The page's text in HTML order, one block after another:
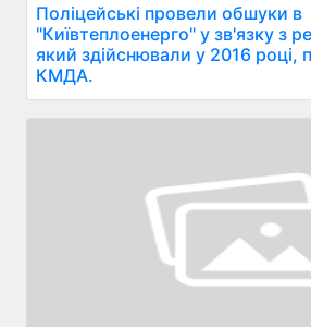
Поліцейські провели обшуки в
"Київтеплоенерго" у зв'язку з
який здійснювали у 2016 році,
КМДА.